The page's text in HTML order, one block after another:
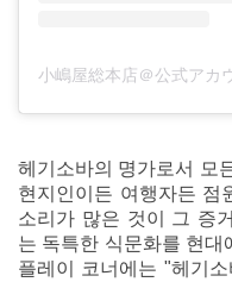
헤기소바의 명가로서 모
현지인이든 여행자든 점
소리가 많은 것이 그 증
는 독특한 식문화를 현대
플레이 코너에는 "헤기